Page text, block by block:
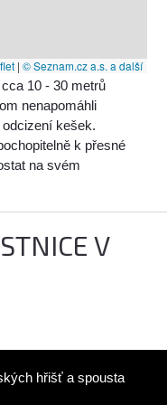
| © Seznam.cz a.s. a další
10 - 30 metrů
nenapomáhli
kešek.
k přesné
na svém
V
hřišť a spousta